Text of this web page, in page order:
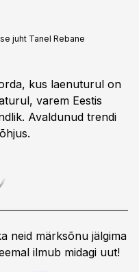
juht Tanel Rebane
kus laenuturul on
varem Eestis
Avaldunud trendi
neid märksõnu jälgima
ilmub midagi uut!